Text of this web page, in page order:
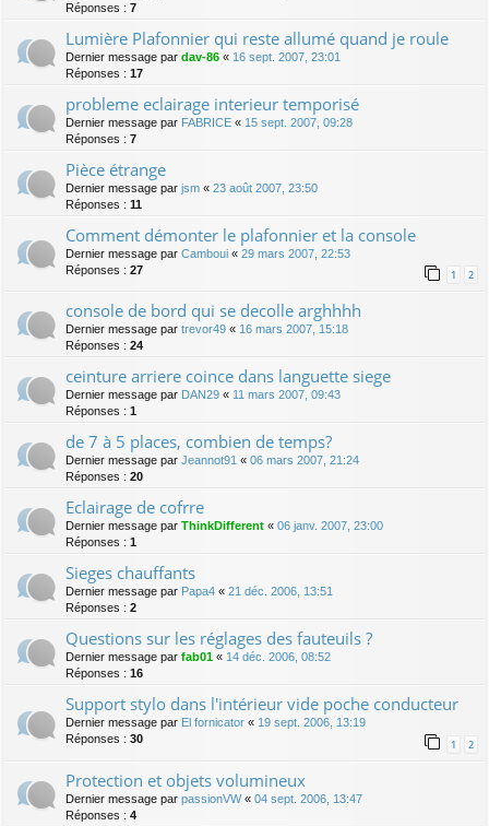
Réponses : 7
Lumière Plafonnier qui reste allumé quand je roule
Dernier message par dav-86 « 16 sept. 2007, 23:01
Réponses : 17
probleme eclairage interieur temporisé
Dernier message par FABRICE « 15 sept. 2007, 09:28
Réponses : 7
Pièce étrange
Dernier message par jsm « 23 août 2007, 23:50
Réponses : 11
Comment démonter le plafonnier et la console
Dernier message par Camboui « 29 mars 2007, 22:53
Réponses : 27 1 2
console de bord qui se decolle arghhhh
Dernier message par trevor49 « 16 mars 2007, 15:18
Réponses : 24
ceinture arriere coince dans languette siege
Dernier message par DAN29 « 11 mars 2007, 09:43
Réponses : 1
de 7 à 5 places, combien de temps?
Dernier message par Jeannot91 « 06 mars 2007, 21:24
Réponses : 20
Eclairage de cofrre
Dernier message par ThinkDifferent « 06 janv. 2007, 23:00
Réponses : 1
Sieges chauffants
Dernier message par Papa4 « 21 déc. 2006, 13:51
Réponses : 2
Questions sur les réglages des fauteuils ?
Dernier message par fab01 « 14 déc. 2006, 08:52
Réponses : 16
Support stylo dans l'intérieur vide poche conducteur
Dernier message par El fornicator « 19 sept. 2006, 13:19
Réponses : 30 1 2
Protection et objets volumineux
Dernier message par passionVW« 04 sept. 2006, 13:47
Réponses : 4